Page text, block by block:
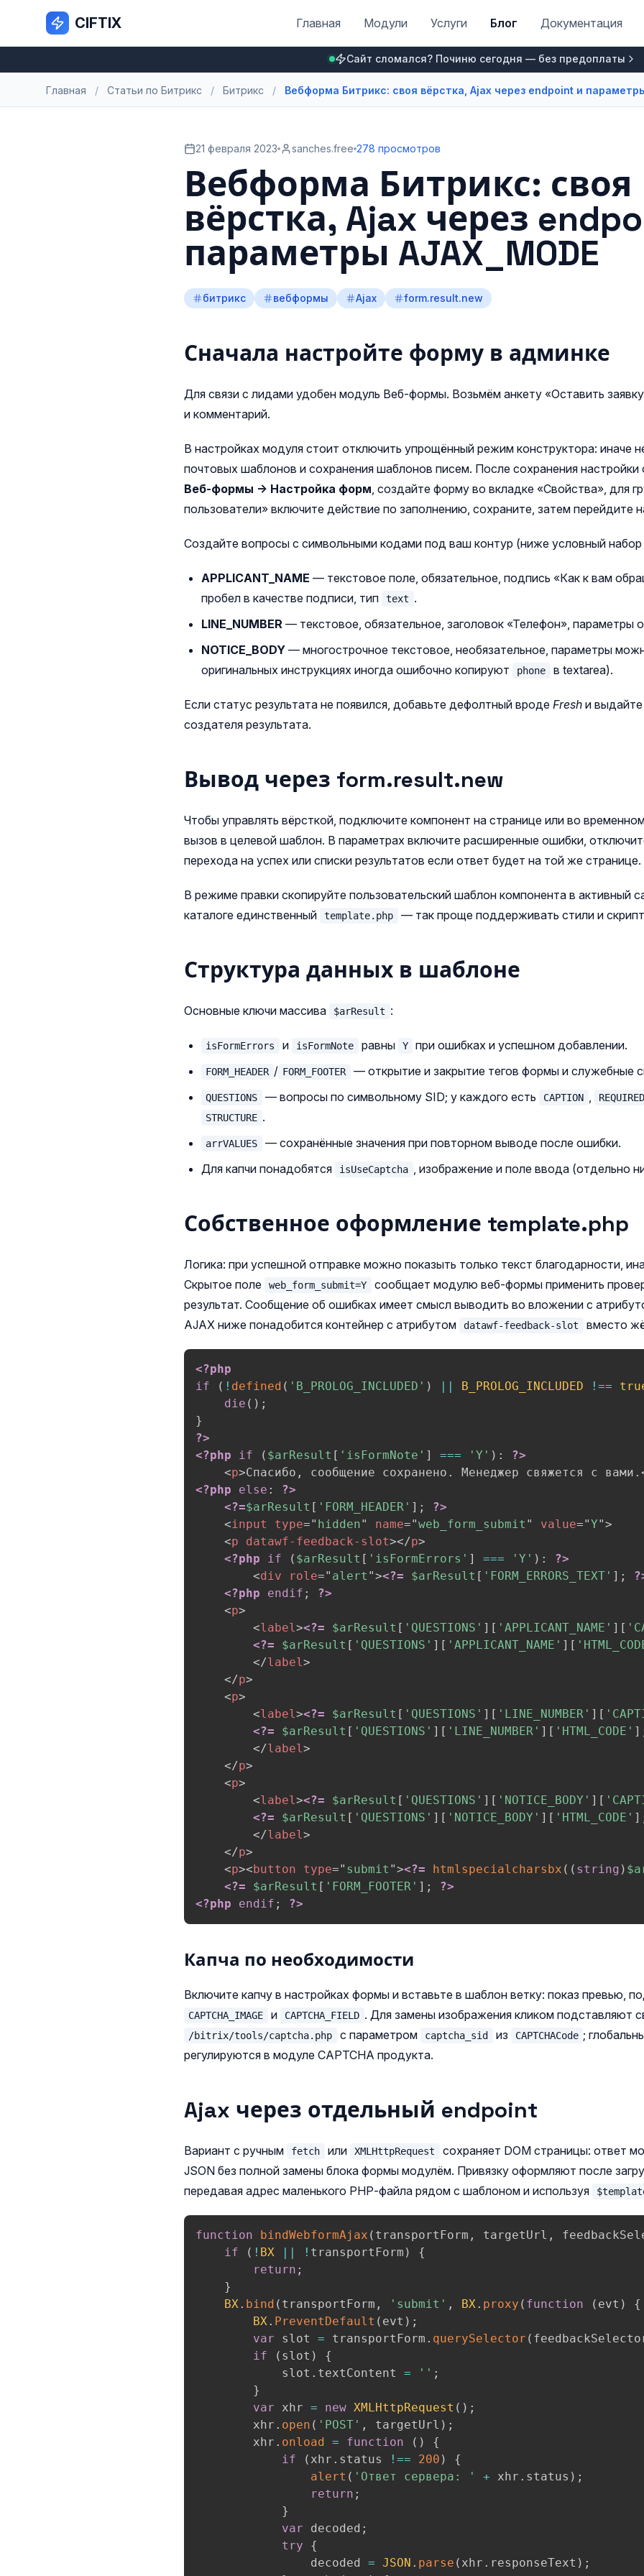
CIFTIX Главная Модули Услуги Блог Документация
Сайт сломался? Починю сегодня — без предоплаты
Главная / Статьи по Битрикс / Битрикс / Вебформа Битрикс: своя вёрстка, Ajax через endpoint и параметры
21 февраля 2023 sanches.free 278 просмотров
Вебформа Битрикс: своя
вёрстка, Ajax через
параметры AJAX_MODE
битрикс вебформы Ajax form.result.new
Сначала настройте форму в админке
Для связи с лидами удобен модуль Веб‑формы. Возьмём анкету «Оставить
и комментарий.
В настройках модуля стоит отключить упрощённый режим конструктора: иначе
почтовых шаблонов и сохранения шаблонов писем. После сохранения настройки
Веб‑формы → Настройка форм, создайте форму во вкладке «Свойства», для
пользователи» включите действие по заполнению, сохраните, затем перейдите
Создайте вопросы с символьными кодами под ваш контур (ниже условный набор
APPLICANT_NAME — текстовое поле, обязательное, подпись «Как к вам
пробел в качестве подписи, тип
text .
LINE_NUMBER — текстовое, обязательное, заголовок «Телефон», параметры
NOTICE_BODY — многострочное текстовое, необязательное, параметры
оригинальных инструкциях иногда ошибочно копируют
phone в textarea).
Если статус результата не появился, добавьте дефолтный вроде Fresh и
создателя результата.
Вывод через form.result.new
Чтобы управлять вёрсткой, подключите компонент на странице или во
вызов в целевой шаблон. В параметрах включите расширенные ошибки,
перехода на успех или списки результатов если ответ будет на той же странице.
В режиме правки скопируйте пользовательский шаблон компонента в активный
каталоге единственный
template.php — так проще поддерживать стили и
Структура данных в шаблоне
Основные ключи массива $arResult :
isFormErrors и isFormNote равны Y при ошибках и успешном добавлении.
FORM_HEADER / FORM_FOOTER — открытие и закрытие тегов формы и служебные
QUESTIONS — вопросы по символьному SID; у каждого есть CAPTION , REQUIRED
STRUCTURE .
arrVALUES
— сохранённые значения при повторном выводе после ошибки.
Для капчи понадобятся
isUseCaptcha , изображение и поле ввода (отдельно
Собственное оформление template.php
Логика: при успешной отправке можно показыть только текст благодарности,
Скрытое поле
web_form_submit=Y
сообщает модулю веб‑формы применить
результат. Сообщение об ошибках имеет смысл выводить во вложении с
AJAX ниже понадобится контейнер с атрибутом
datawf-feedback-slot вместо
<?php
if
( ! defined ( 'B_PROLOG_INCLUDED' ) || B_PROLOG_INCLUDED !==
die ( ) ;
}
?>
<?php
if ( $arResult [ 'isFormNote' ] === 'Y' ) :
?>
<p>Спасибо, сообщение сохранено. Менеджер свяжется с вами.
<?php
else :
?>
<?=$arResult [ 'FORM_HEADER' ] ;
?>
<input type=" hidden" name="web_form_submit " value="Y">
<p datawf-feedback-slot></p>
<?php
if ( $arResult [ 'isFormErrors' ] === 'Y' ) :
?>
<div role=" alert "><?= $arResult [ 'FORM_ERRORS_TEXT' ] ;
<?php
endif ;
?>
<p>
<label><?= $arResult [ 'QUESTIONS' ] [ 'APPLICANT_NAME' ] [
<?=
$arResult [ 'QUESTIONS' ] [ 'APPLICANT_NAME' ] [
</label>
</p>
<p>
<label><?= $arResult [ 'QUESTIONS' ] [ 'LINE_NUMBER' ] [
<?=
$arResult [ 'QUESTIONS' ] [ 'LINE_NUMBER' ] [ 'HTML_CODE' ]
</label>
</p>
<p>
<label><?= $arResult [ 'QUESTIONS' ] [ 'NOTICE_BODY' ] [
<?=
$arResult [ 'QUESTIONS' ] [ 'NOTICE_BODY' ] [ 'HTML_CODE' ]
</label>
</p>
<p><button type=" submit "><?= htmlspecialcharsbx ( ( string )
<?=
$arResult [ 'FORM_FOOTER' ] ;
?>
<?php
endif ; ?>
Капча по необходимости
Включите капчу в настройках формы и вставьте в шаблон ветку: показ превью,
CAPTCHA_IMAGE и CAPTCHA_FIELD . Для замены изображения кликом подставляют
/bitrix/tools/captcha.php с параметром captcha_sid из CAPTCHACode ;
регулируются в модуле CAPTCHA продукта.
Ajax через отдельный endpoint
Вариант с ручным fetch или XMLHttpRequest
сохраняет DOM страницы: ответ
JSON без полной замены блока формы модулём. Привязку оформляют после
передавая адрес маленького PHP‑файла рядом с шаблоном и используя
function bindWebformAjax ( transportForm , targetUrl ,
if
( ! BX || ! transportForm )
{
return ;
}
BX. bind ( transportForm , 'submit' , BX. proxy ( function ( evt )
{
BX. PreventDefault ( evt ) ;
var slot = transportForm . querySelector (
if
( slot )
{
			slot
. textContent = '' ;
}
var xhr = new XMLHttpRequest ( ) ;
		xhr
. open ( 'POST' , targetUrl ) ;
		xhr
. onload = function ( )
{
if
( xhr . status !== 200 )
{
alert ( 'Ответ сервера: ' + xhr . status ) ;
return ;
}
var decoded ;
try
{
				decoded
= JSON . parse ( xhr . responseText ) ;